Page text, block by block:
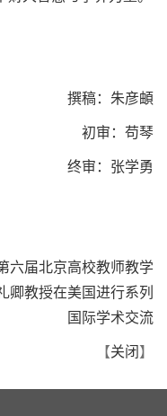
撰稿：朱彦頔
初审：苟琴
终审：张学勇
六届北京高校教师教学
卿教授在美国进行系列
国际学术交流
【关闭】